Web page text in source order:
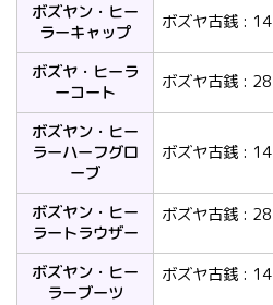
ボズヤン・ヒー
ラーキャップ
ボズヤ古銭 : 14
ボズヤ・ヒーラ
ーコート
ボズヤ古銭 : 28
ボズヤン・ヒー
ラーハーフグロ
ーブ
ボズヤ古銭 : 14
ボズヤン・ヒー
ラートラウザー
ボズヤ古銭 : 28
ボズヤン・ヒー
ラーブーツ
ボズヤ古銭 : 14